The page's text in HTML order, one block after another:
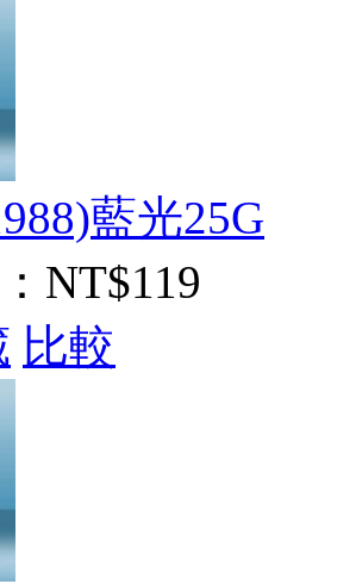
藍光25G
NT$119
比較